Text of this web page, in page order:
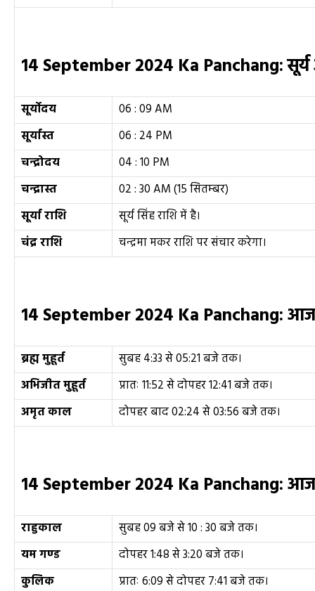
14 September2024 Ka Panchang:
सूर्योदय
06 : 09 AM
सूर्यास्त
06 : 24 PM
चन्द्रोदय
04 : 10 PM
चन्द्रास्त
02 : 30 AM (15 सितम्बर)
सूर्या राशि
सूर्य सिंह राशि में है।
चंद्र राशि
चन्द्रमा मकर राशि पर संचार करेगा।
14 September 2024 Ka Panchang:
ब्रह्म मुहूर्त
सुबह 4:33 से 05:21 बजे तक।
अभिजीत मुहूर्त
प्रातः 11:52 से दोपहर 12:41 बजे तक।
अमृत काल
दोपहर बाद 02:24 से 03:56 बजे तक।
14 September 2024 Ka Panchang:आज
राहुकाल
सुबह 09 बजे से 10 : 30 बजे तक।
यम गण्ड
दोपहर 1:48 से 3:20 बजे तक।
कुलिक
प्रातः 6:09 से दोपहर 7:41 बजे तक।